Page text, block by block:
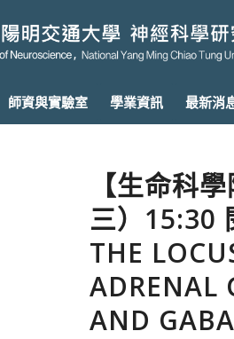
師資與實驗室 學業資訊 最新消
【生命科
三）15:30
THE
ADRENAL
AND